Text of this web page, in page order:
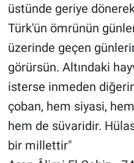
üstünde geriye
Türk'ün ömrünün
üzerinde geçen
görürsün. Altındaki
isterse inmeden
çoban, hem siyasi,
hem de süvaridir.
bir millettir"